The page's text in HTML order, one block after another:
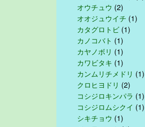
オウチュウ (2)
オオジュウイチ (1)
カタグロトビ (1)
カノコバト (1)
カヤノボリ (1)
カワビタキ (1)
カンムリチメドリ (1)
クロヒヨドリ (2)
コシジロキンパラ (1)
コシジロムシクイ (1)
シキチョウ (1)